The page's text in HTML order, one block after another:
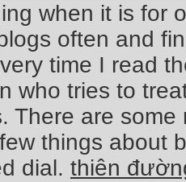
when it is for
often and
time I read
who tries to
There are
things about
dial. thiên